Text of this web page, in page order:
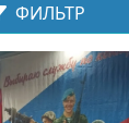
ФИЛЬТР